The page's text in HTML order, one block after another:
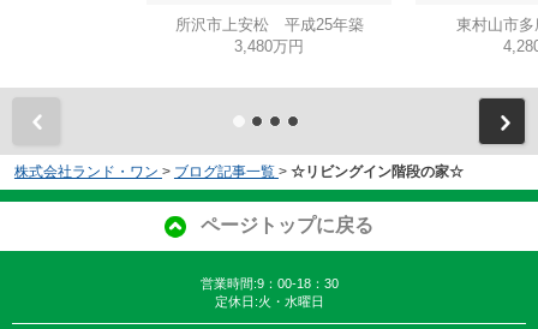
所沢市上安松 平成25年築
3,480万円
東村山市
株式会社ランド・ワン > ブログ記事一覧 > ☆リビングイン階段の家☆
ページトップに戻る
営業時間:9：00-18：30
定休日:火・水曜日